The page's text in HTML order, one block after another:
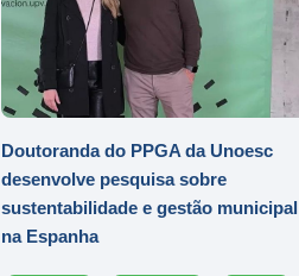
Doutoranda do PPGA da Unoesc
desenvolve pesquisa sobre
sustentabilidade e gestão municipal
na Espanha